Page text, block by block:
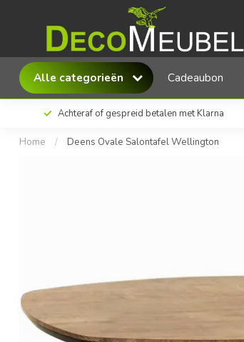
Alle categorieën Cadeaubon
Achteraf of gespreid betalen met Klarna
Home / Deens Ovale Salontafel Wellington
Lamulux Deens Ovale Salontafel